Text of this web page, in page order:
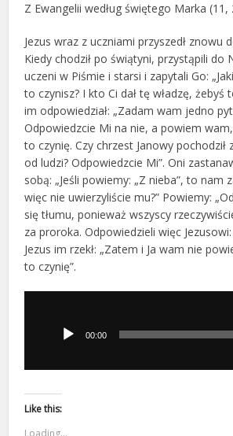
Z Ewangelii według świętego Marka (11,
Jezus wraz z uczniami przyszedł znowu
Kiedy chodził po świątyni, przystąpili do
uczeni w Piśmie i starsi i zapytali Go:
to czynisz? I kto Ci dał tę władzę, żebyś
im odpowiedział: „Zadam wam jedno
Odpowiedzcie Mi na nie, a powiem
to czynię. Czy chrzest Janowy pochodził
od ludzi? Odpowiedzcie Mi”. Oni
sobą: „Jeśli powiemy: „Z nieba”, to nam
więc nie uwierzyliście mu?” Powiemy:
się tłumu, ponieważ wszyscy
za proroka. Odpowiedzieli więc Jezusowi:
Jezus im rzekł: „Zatem i Ja wam nie
to czynię”.
dźwiękowych00:00
Like this: